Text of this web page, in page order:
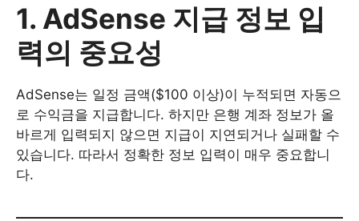
1. AdSense 지급 정보 입
력의 중요성
AdSense는 일정 금액($100 이상)이 누적되면 자동으
로 수익금을 지급합니다. 하지만 은행 계좌 정보가 올
바르게 입력되지 않으면 지급이 지연되거나 실패할 수
있습니다. 따라서 정확한 정보 입력이 매우 중요합니
다.